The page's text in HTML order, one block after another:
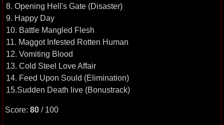
8. Opening Hell's Gate (Disaster)
9. Happy Day
10. Battle Mangled Flesh
11. Maggot Infested Rotten Human
12. Vomiting Blood
13. Cold Steel Love Affair
14. Feed Upon Sould (Elimination)
15.Sudden Death live (Bonustrack)
Score: 80 / 100